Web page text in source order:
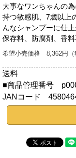
大事なワンちゃんの
持つ敏感肌、7歳以上
んなシャンプーに仕上
保存料、防腐剤、香
希望小売価格 8,362円（
送料
■商品管理番号
JANコード